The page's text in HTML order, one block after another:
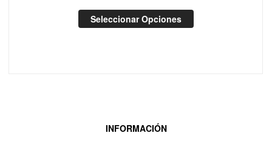
Seleccionar Opciones
INFORMACIÓN